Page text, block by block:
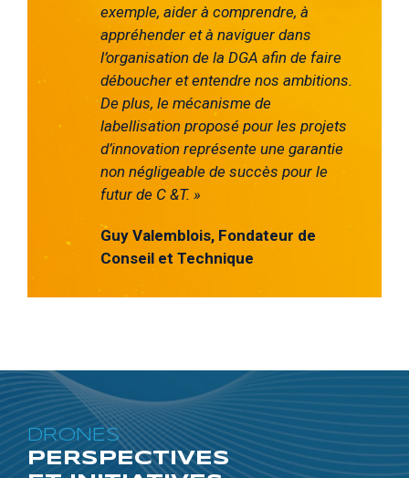
exemple, aider à comprendre, à
appréhender et à naviguer dans
l’organisation de la DGA afin de faire
déboucher et entendre nos ambitions.
De plus, le mécanisme de
labellisation proposé pour les projets
d’innovation représente une garantie
non négligeable de succès pour le
futur de C &T. »
Guy Valemblois, Fondateur de
Conseil et Technique
DRONES
PERSPECTIVES